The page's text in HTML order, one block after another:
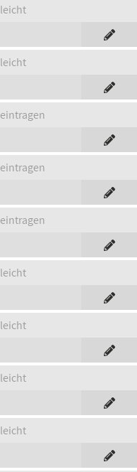
leicht
leicht
eintragen
eintragen
eintragen
leicht
leicht
leicht
leicht